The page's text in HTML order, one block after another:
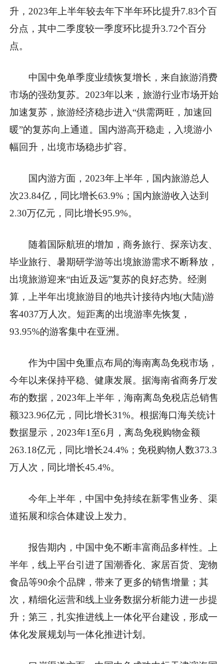
升，2023年上半年较去年下半年环比提升7.83个百
分点，其中二季度较一季度环比提升3.72个百分
点。
中国中免单季度业绩恢复增长，来自旅游消费
市场的强劲复苏。2023年以来，旅游行业市场开始
加速复苏，旅游经济稳步进入“供需两旺，加速回
暖”的复苏向上通道。国内游高开稳走，入境游小
幅回升，出境市场稳步扩容。
国内游方面，2023年上半年，国内旅游总人
次23.84亿，同比增长63.9%；国内旅游收入达到
2.30万亿元，同比增长95.9%。
随着国际航班的增加，商务旅行、探亲访友、
毕业旅行、暑期研学游等出境旅游需求不断释放，
出境旅游迎来“由近及远”复苏的良好态势。经测
算，上半年出境旅游目的地共计接待内地(大陆)游
客4037万人次。短距离的出境游率先恢复，
93.95%的游客集中在亚洲。
作为中国中免重点布局的海南离岛免税市场，
今年以来保持平稳、健康发展。据海南省商务厅发
布的数据，2023年上半年，海南离岛免税店总销售
额323.96亿元，同比增长31%。根据海口海关统计
数据显示，2023年1至6月，离岛免税购物金额
263.18亿元，同比增长24.4%；免税购物人数373.3
万人次，同比增长45.4%。
今年上半年，中国中免持续在新零售业务、渠
道拓展和综合体建设上发力。
报告期内，中国中免不断丰富商品多样性。上
半年，线上平台引进了国潮香化、家居百货、宠物
食品等90余个品牌，带来了更多的销售增量；其
次，精细化运营和线上业务数据分析能力进一步提
升；第三，扎实推进线上一体化平台建设，形成一
体化发展规划与一体化推进计划。